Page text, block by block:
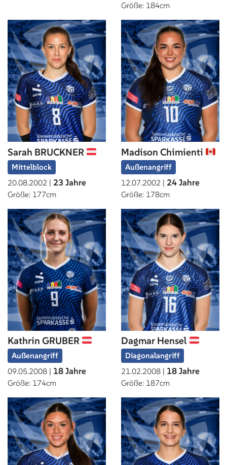
Größe: 184cm
Sarah BRUCKNER
Mittelblock
20.08.2002 | 23 Jahre
Größe: 177cm
Madison Chimienti
Außenangriff
12.07.2002 | 24 Jahre
Größe: 178cm
Kathrin GRUBER
Außenangriff
09.05.2008 | 18 Jahre
Größe: 174cm
Dagmar Hensel
Diagonalangriff
21.02.2008 | 18 Jahre
Größe: 187cm